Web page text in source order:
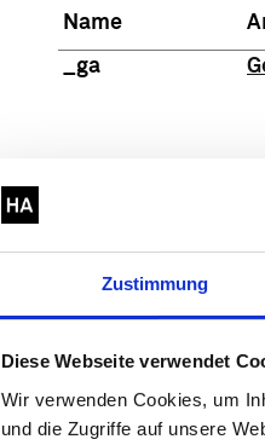
Zustimmung
Diese Webseite verwendet
Wir verwenden Cookies, um
und die Zugriffe auf unsere
Name
_ga
Marketing (5)
Diese Cookies
Anzeigen